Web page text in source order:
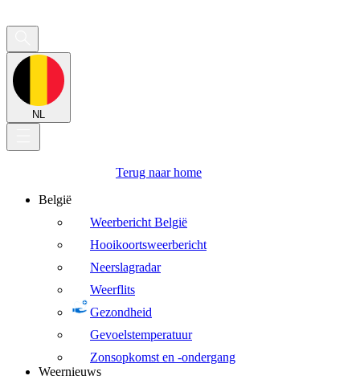
NL
Terug naar home
België
Weerbericht België
Hooikoortsweerbericht
Neerslagradar
Weerflits
Gezondheid
Gevoelstemperatuur
Zonsopkomst en -ondergang
Weernieuws